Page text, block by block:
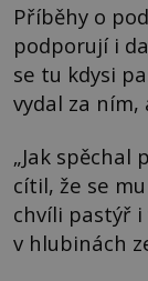
Příběhy o
podporují i
se tu kdysi
vydal za
„Jak spěchal
cítil, že se
chvíli pastýř
v hlubinách